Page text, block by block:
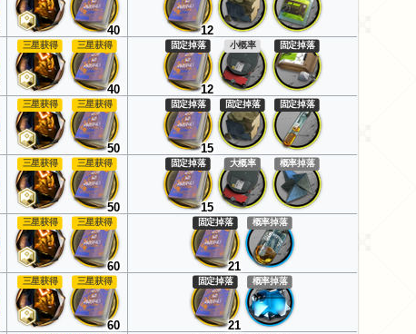
40 12
三星获得
40
三星获得
12
固定掉落 小概率 固定掉落
三星获得
50
三星获得
15
固定掉落 固定掉落 固定掉落
三星获得
50
三星获得
15
固定掉落 大概率 概率掉落
三星获得
60
三星获得
21
固定掉落 概率掉落
三星获得
60
三星获得
21
固定掉落 概率掉落